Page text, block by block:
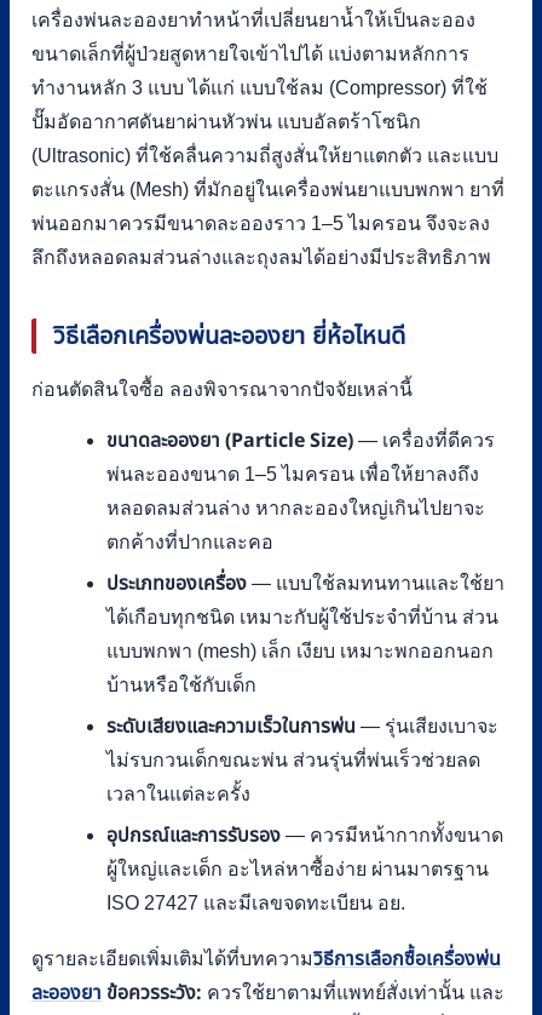
เครื่องพ่นละอองยาทำหน้าที่เปลี่ยนยาน้ำให้เป็นละออง
ขนาดเล็กที่ผู้ป่วยสูดหายใจเข้าไปได้ แบ่งตามหลักการ
ทำงานหลัก 3 แบบ ได้แก่ แบบใช้ลม (Compressor) ที่ใช้
ปั๊มอัดอากาศดันยาผ่านหัวพ่น แบบอัลตร้าโซนิก
(Ultrasonic) ที่ใช้คลื่นความถี่สูงสั่นให้ยาแตกตัว และแบบ
ตะแกรงสั่น (Mesh) ที่มักอยู่ในเครื่องพ่นยาแบบพกพา ยาที่
พ่นออกมาควรมีขนาดละอองราว 1–5 ไมครอน จึงจะลง
ลึกถึงหลอดลมส่วนล่างและถุงลมได้อย่างมีประสิทธิภาพ
วิธีเลือกเครื่องพ่นละอองยา ยี่ห้อไหนดี
ก่อนตัดสินใจซื้อ ลองพิจารณาจากปัจจัยเหล่านี้
ขนาดละอองยา (Particle Size) — เครื่องที่ดีควร
พ่นละอองขนาด 1–5 ไมครอน เพื่อให้ยาลงถึง
หลอดลมส่วนล่าง หากละอองใหญ่เกินไปยาจะ
ตกค้างที่ปากและคอ
ประเภทของเครื่อง — แบบใช้ลมทนทานและใช้ยา
ได้เกือบทุกชนิด เหมาะกับผู้ใช้ประจำที่บ้าน ส่วน
แบบพกพา (mesh) เล็ก เงียบ เหมาะพกออกนอก
บ้านหรือใช้กับเด็ก
ระดับเสียงและความเร็วในการพ่น — รุ่นเสียงเบาจะ
ไม่รบกวนเด็กขณะพ่น ส่วนรุ่นที่พ่นเร็วช่วยลด
เวลาในแต่ละครั้ง
อุปกรณ์และการรับรอง — ควรมีหน้ากากทั้งขนาด
ผู้ใหญ่และเด็ก อะไหล่หาซื้อง่าย ผ่านมาตรฐาน
ISO 27427 และมีเลขจดทะเบียน อย.
ดูรายละเอียดเพิ่มเติมได้ที่บทความวิธีการเลือกซื้อเครื่องพ่น
ละอองยา ข้อควรระวัง: ควรใช้ยาตามที่แพทย์สั่งเท่านั้น และ